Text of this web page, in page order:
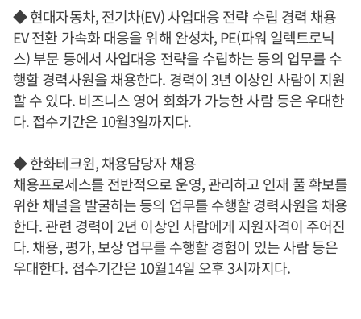
◆ 현대자동차, 전기차(EV) 사업대응 전략 수립 경력 채용
EV 전환 가속화 대응을 위해 완성차, PE(파워 일렉트로닉
스) 부문 등에서 사업대응 전략을 수립하는 등의 업무를 수
행할 경력사원을 채용한다. 경력이 3년 이상인 사람이 지원
할 수 있다. 비즈니스 영어 회화가 가능한 사람 등은 우대한
다. 접수기간은 10월3일까지다.
◆ 한화테크윈, 채용담당자 채용
채용프로세스를 전반적으로 운영, 관리하고 인재 풀 확보를
위한 채널을 발굴하는 등의 업무를 수행할 경력사원을 채용
한다. 관련 경력이 2년 이상인 사람에게 지원자격이 주어진
다. 채용, 평가, 보상 업무를 수행할 경험이 있는 사람 등은
우대한다. 접수기간은 10월14일 오후 3시까지다.